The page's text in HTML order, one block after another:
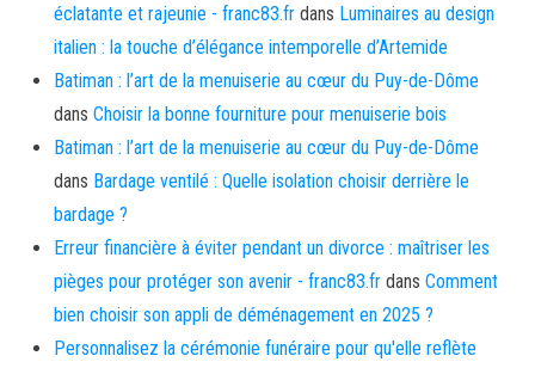
éclatante et rajeunie - franc83.fr dans Luminaires au design
italien : la touche d’élégance intemporelle d’Artemide
Batiman : l’art de la menuiserie au cœur du Puy-de-Dôme
dans Choisir la bonne fourniture pour menuiserie bois
Batiman : l’art de la menuiserie au cœur du Puy-de-Dôme
dans Bardage ventilé : Quelle isolation choisir derrière le
bardage ?
Erreur financière à éviter pendant un divorce : maîtriser les
pièges pour protéger son avenir - franc83.fr dans Comment
bien choisir son appli de déménagement en 2025 ?
Personnalisez la cérémonie funéraire pour qu'elle reflète